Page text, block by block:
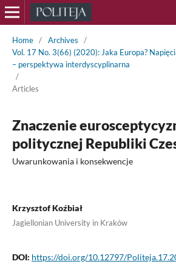
Home / Archives
/
Vol. 17 No. 3(66) (2020): Jaka Europa?
– perspektywa interdyscyplinarna
/
Articles
Znaczenie
politycznej Republiki
Uwarunkowania i konsekwencje
Krzysztof Koźbiał
Jagiellonian University in Kraków
DOI: https://doi.org/10.12797/